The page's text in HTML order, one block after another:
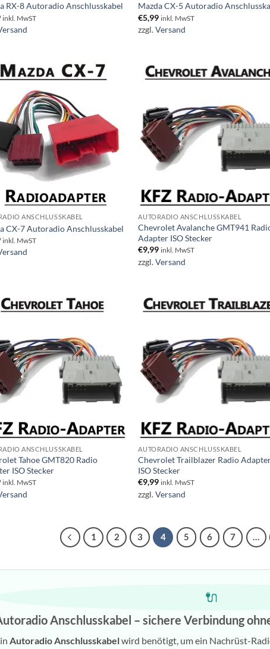
RX-8 Autoradio Anschlusskabel
inkl. MwST
Mazda CX-5 Autoradio
€5,99 inkl. MwST
zzgl.Versand
ANSCHLUSSKABEL
CX-7 Autoradio Anschlusskabel
inkl. MwST
AUTORADIO ANSCHLUSSKABEL
Chevrolet Avalanche GMT941
Adapter ISO Stecker
€9,99 inkl. MwST
zzgl.Versand
ANSCHLUSSKABEL
Tahoe GMT820 Radio
ISO Stecker
inkl. MwST
AUTORADIO ANSCHLUSSKABEL
Chevrolet Trailblazer Radio
ISO Stecker
€9,99 inkl. MwST
zzgl.Versand
1 2 3 4 5 6 7 …
🔌
Anschlusskabel – sichere Verbindung
Autoradio Anschlusskabelwird benötigt, um ein Nachrüst-